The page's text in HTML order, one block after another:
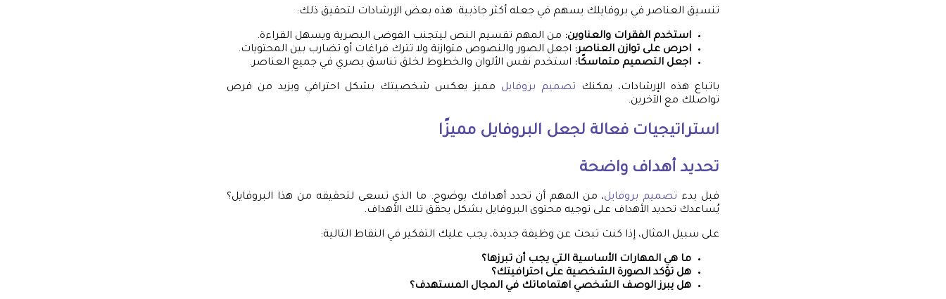
تنسيق العناصر في بروفايلك يسهم في جعله أكثر جاذبية. هذه بعض الإرشادات لتحقيق ذلك:
استخدم الفقرات والعناوين: من المهم تقسيم النص ليتجنب الفوضى البصرية ويسهل القراءة.
احرص على توازن العناصر: اجعل الصور والنصوص متوازنة ولا تترك فراغات أو تضارب بين المحتويات.
اجعل التصميم متماسكًا: استخدم نفس الألوان والخطوط لخلق تناسق بصري في جميع العناصر.
باتباع هذه الإرشادات، يمكنك تصميم بروفايل مميز يعكس شخصيتك بشكل احترافي ويزيد من فرص
تواصلك مع الآخرين.
استراتيجيات فعالة لجعل البروفايل مميزًا
تحديد أهداف واضحة
قبل بدء تصميم بروفايل، من المهم أن تحدد أهدافك بوضوح. ما الذي تسعى لتحقيقه من هذا البروفايل؟
يُساعدك تحديد الأهداف على توجيه محتوى البروفايل بشكل يحقق تلك الأهداف.
على سبيل المثال، إذا كنت تبحث عن وظيفة جديدة، يجب عليك التفكير في النقاط التالية:
ما هي المهارات الأساسية التي يجب أن تبرزها؟
هل تؤكد الصورة الشخصية على احترافيتك؟
هل يبرز الوصف الشخصي اهتماماتك في المجال المستهدف؟